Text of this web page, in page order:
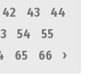
42 43
44
54
55
65 66 ›